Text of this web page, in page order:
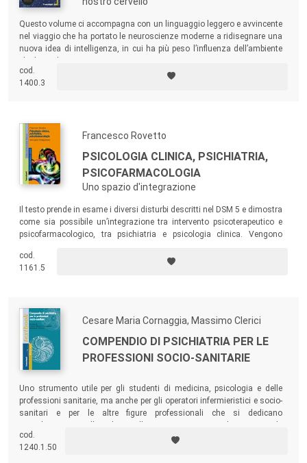
Questo volume ci accompagna con un linguaggio leggero e avvincente
nel viaggio che ha portato le neuroscienze moderne a ridisegnare una
nuova idea di intelligenza, in cui ha più peso l’influenza dell’ambiente
cod.
1400.3
Francesco Rovetto
PSICOLOGIA CLINICA, PSICHIATRIA,
PSICOFARMACOLOGIA
Uno spazio d'integrazione
Il testo prende in esame i diversi disturbi descritti nel DSM 5 e dimostra
come sia possibile un’integrazione tra intervento psicoterapeutico e
psicofarmacologico, tra psichiatria e psicologia clinica. Vengono
integrazione, con pochi rimandi teorici e molta pratica clinica.
cod.
1161.5
Cesare Maria Cornaggia, Massimo Clerici
COMPENDIO DI PSICHIATRIA PER LE
PROFESSIONI SOCIO-SANITARIE
Uno strumento utile per gli studenti di medicina, psicologia e delle
professioni sanitarie, ma anche per gli operatori infermieristici e socio-
sanitari e per le altre figure professionali che si dedicano
e facilmente fruibile, che permette una lettura di immediata
comprensione dei diversi quadri patologici oggi esistenti.
cod.
1240.1.50